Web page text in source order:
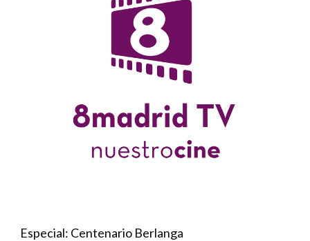
Especial: Centenario Berlanga